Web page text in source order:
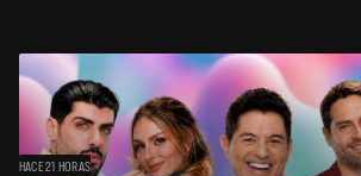
HACE 21 HORAS